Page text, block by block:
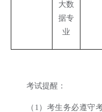
大数
据专
业
考试提醒：
（1）考生务必遵守